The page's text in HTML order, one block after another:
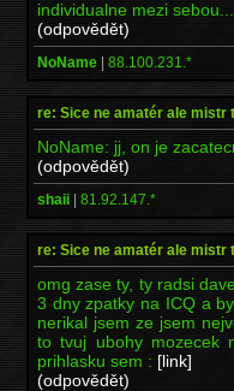
individualne mezi sebou...
(odpovědět)
NoName | 88.100.231.*
re: Sice ne amatér ale mistr
NoName: jj, on je
(odpovědět)
shaii | 81.92.147.*
re: Sice ne amatér ale mistr
omg zase ty, ty radsi
3 dny zpatky na ICQ a
nerikal jsem ze jsem
to tvuj ubohy mozecek
prihlasku sem : [link]
(odpovědět)